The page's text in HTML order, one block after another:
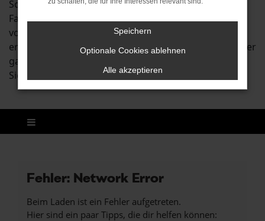
Scala Neuwagen sowohl den Stadtverkehr als auch
Fahrten auf der Landstraße und profitieren zudem
vom üppig bemessenen Stauraum. Des Weiteren
erfreuen Sie sich auf Fahrten rund um Aichach an einer
ganzen Reihe von Extras, Assistenzsystemen und
Sicherheitsfunktionen. Lassen Sie sich überzeugen.
Fehler: Network Error
Beim Laden ist ein Fehler aufgetreten.
Hier sind ein paar Tipps, die dir helfen können:
Speichern
Optionale Cookies ablehnen
Alle akzeptieren